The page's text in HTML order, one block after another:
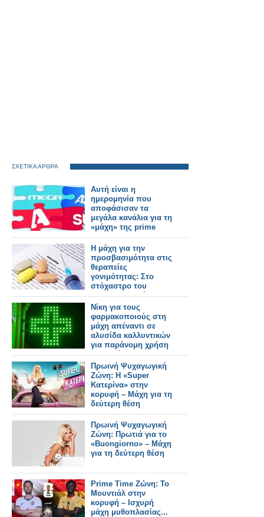
ΣΧΕΤΙΚΑ ΑΡΘΡΑ
Αυτή είναι η
ημερομηνία που
αποφάσισαν τα
μεγάλα κανάλια για τη
«μάχη» της prime
time
Η μάχη για την
προσβασιμότητα στις
θεραπείες
γονιμότητας: Στο
στόχαστρο του
φαρμακευτικού
κόσμου οι πρακτικές
της εταιρείας Merck
Νίκη για τους
φαρμακοποιούς στη
μάχη απέναντι σε
αλυσίδα καλλυντικών
για παράνομη χρήση
του πράσινου
σταυρού
Πρωινή Ψυχαγωγική
Ζώνη: Η «Super
Κατερίνα» στην
κορυφή – Μάχη για τη
δεύτερη θέση
Πρωινή Ψυχαγωγική
Ζώνη: Πρωτιά για το
«Buongiorno» – Μάχη
για τη δεύτερη θέση
Prime Time Ζώνη: Το
Μουντιάλ στην
κορυφή – Ισχυρή
μάχη μυθοπλασίας...